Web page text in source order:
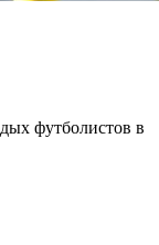
футболистов в